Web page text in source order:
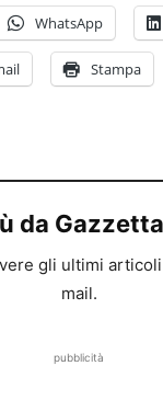
WhatsApp
Stampa
da
gli ultimi
mail.
pubblicità